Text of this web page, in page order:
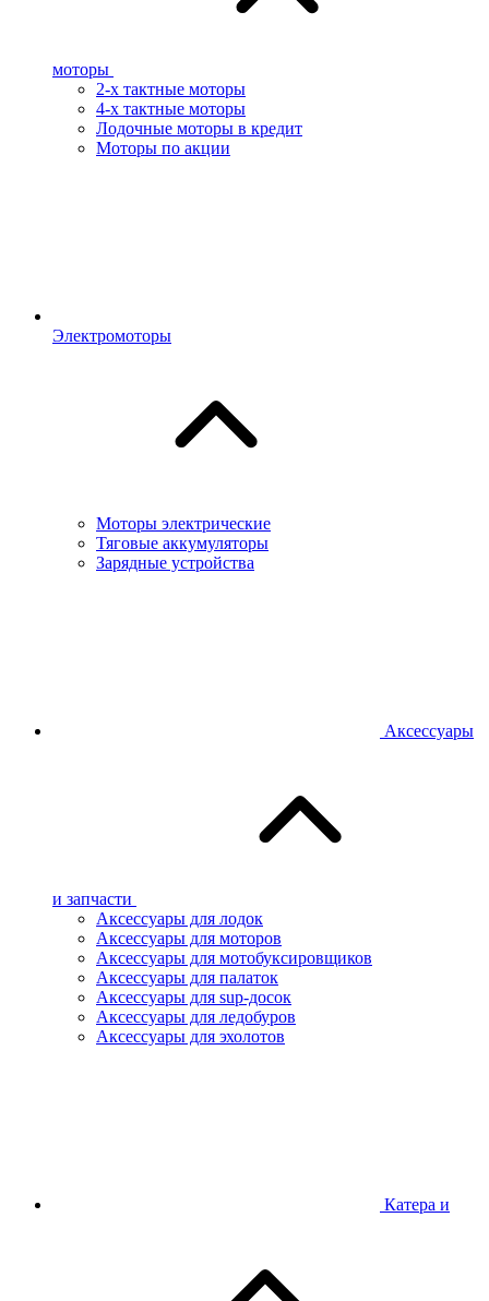
моторы
2-х тактные моторы
4-х тактные моторы
Лодочные моторы в кредит
Моторы по акции
Электромоторы
Моторы электрические
Тяговые аккумуляторы
Зарядные устройства
Аксессуары
и запчасти
Аксессуары для лодок
Аксессуары для моторов
Аксессуары для мотобуксировщиков
Аксессуары для палаток
Аксессуары для sup-досок
Аксессуары для ледобуров
Аксессуары для эхолотов
Катера и